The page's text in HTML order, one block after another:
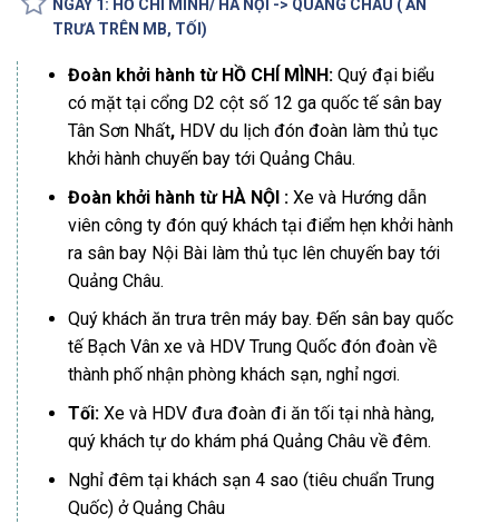
NGÀY 1: HỒ CHÍ MINH/ HÀ NỘI -> QUẢNG CHÂU ( ĂN
TRƯA TRÊN MB, TỐI)
Đoàn khởi hành từ HỒ CHÍ MÌNH: Quý đại biểu
có mặt tại cổng D2 cột số 12 ga quốc tế sân bay
Tân Sơn Nhất, HDV du lịch đón đoàn làm thủ tục
khởi hành chuyến bay tới Quảng Châu.
Đoàn khởi hành từ HÀ NỘI : Xe và Hướng dẫn
viên công ty đón quý khách tại điểm hẹn khởi hành
ra sân bay Nội Bài làm thủ tục lên chuyến bay tới
Quảng Châu.
Quý khách ăn trưa trên máy bay. Đến sân bay quốc
tế Bạch Vân xe và HDV Trung Quốc đón đoàn về
thành phố nhận phòng khách sạn, nghỉ ngơi.
Tối:Xe và HDV đưa đoàn đi ăn tối tại nhà hàng,
quý khách tự do khám phá Quảng Châu về đêm.
Nghỉ đêm tại khách sạn 4 sao (tiêu chuẩn Trung
Quốc) ở Quảng Châu